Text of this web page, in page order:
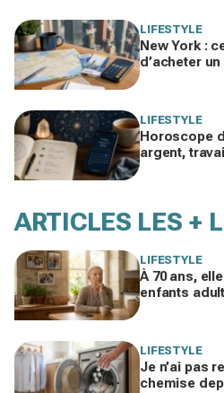
LIFESTYLE
New York :
d’acheter
LIFESTYLE
Horoscope
argent,
ARTICLES LES +
LIFESTYLE
À 70 ans,
enfants
LIFESTYLE
Je n’ai pas
chemise